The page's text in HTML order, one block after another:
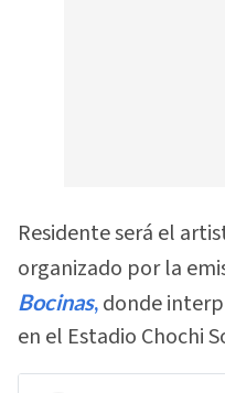
Residente será el
organizado por la
Bocinas, donde
en el Estadio Chochi